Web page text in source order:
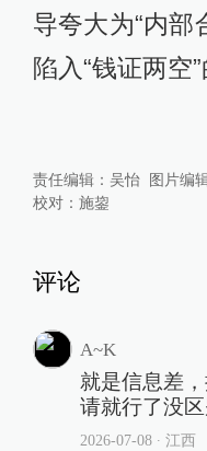
导夸大为“内部
陷入“钱证两空”
责任编辑： 吴怡 图片编
校对： 施鋆
评论
A~K
就是信息差
请就行了没区
2026-07-08∙ 江西